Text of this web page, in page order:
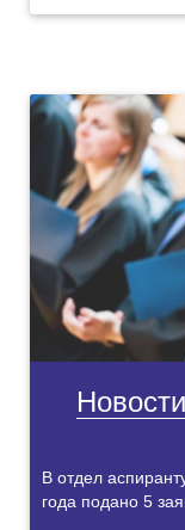
В отдел
года подано 5